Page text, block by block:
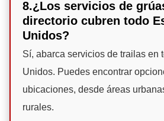
8.¿Los servicios de
directorio cubren todo
Unidos?
Sí, abarca servicios de trailas en
Unidos. Puedes encontrar
ubicaciones, desde áreas
rurales.